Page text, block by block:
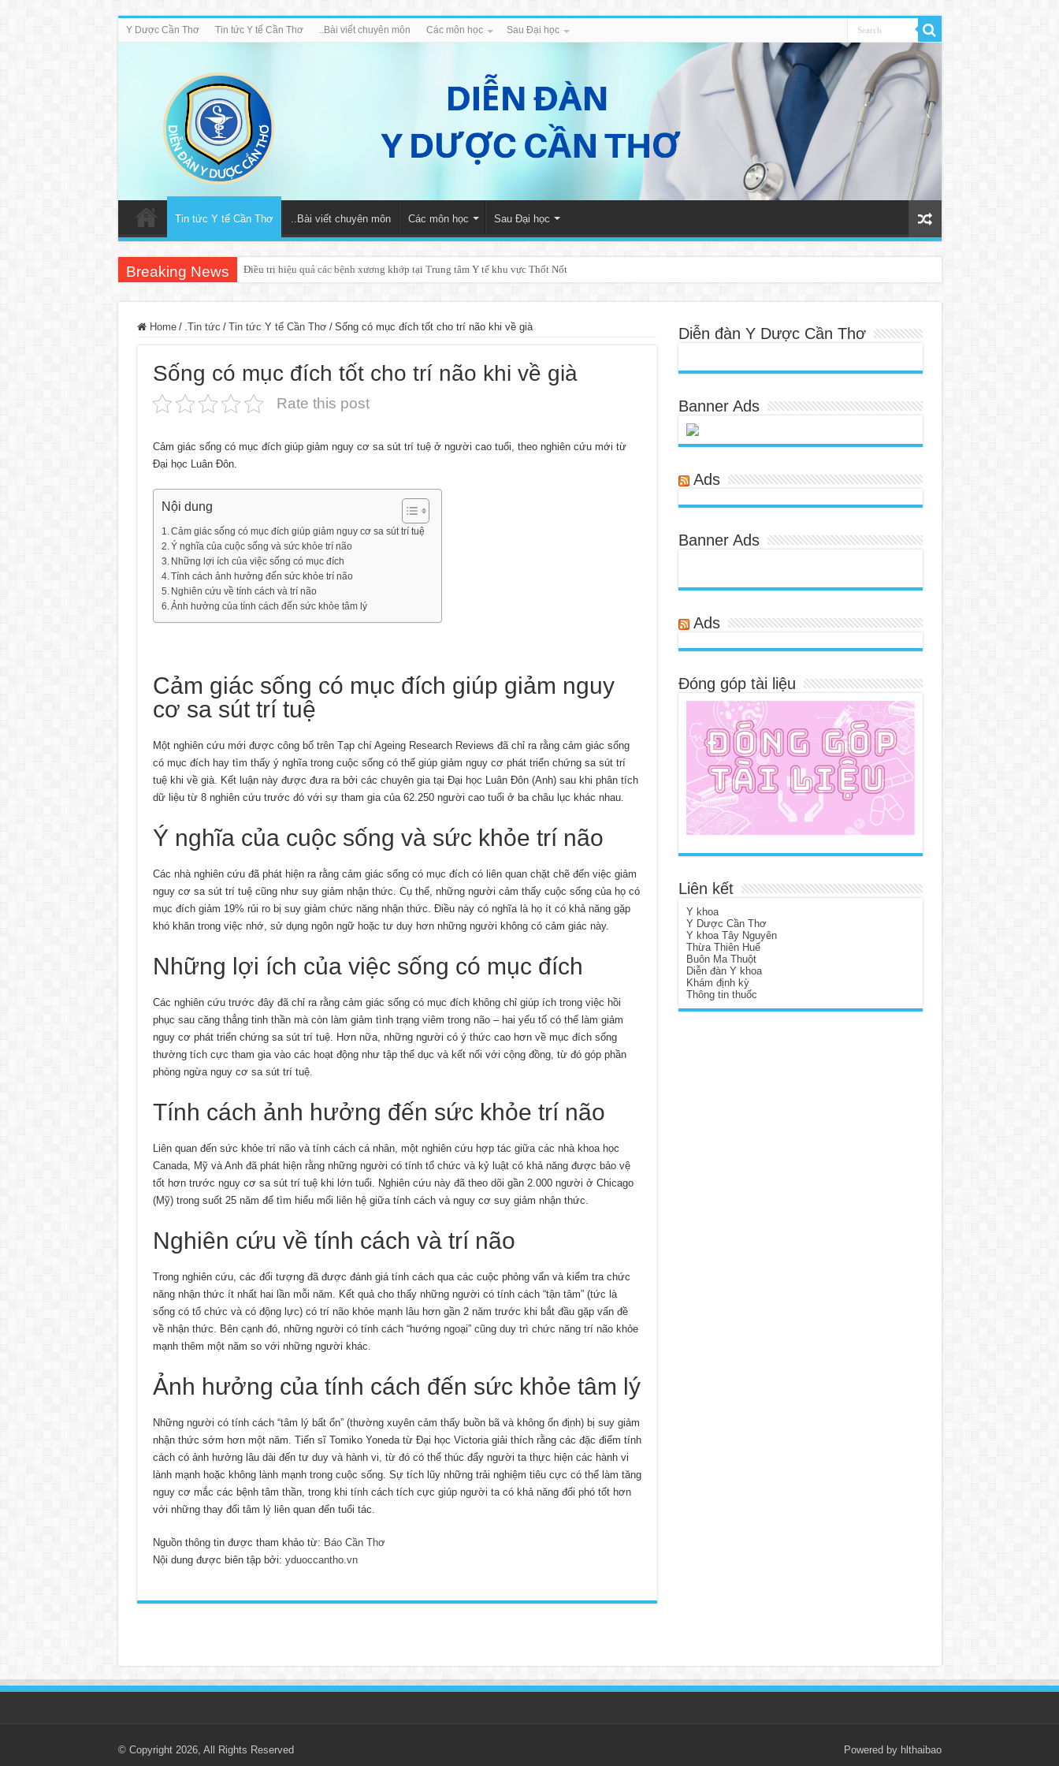
Y Dược Cần Thơ Tin tức Y tế Cần Thơ ..Bài viết chuyên môn Các môn học Sau Đại học
Tin tức Y tế Cần Thơ ..Bài viết chuyên môn Các môn học Sau Đại học
Breaking News Điều trị hiệu quả các bệnh xương khớp tại Trung tâm Y tế khu vực Thốt Nốt
Home / .Tin tức / Tin tức Y tế Cần Thơ / Sống có mục đích tốt cho trí não khi về già
Sống có mục đích tốt cho trí não khi về già
Rate this post
Cảm giác sống có mục đích giúp giảm nguy cơ sa sút trí tuệ ở người cao tuổi, theo nghiên cứu mới từ
Đại học Luân Đôn.
Nội dung
Cảm giác sống có mục đích giúp giảm nguy cơ sa sút trí tuệ
Ý nghĩa của cuộc sống và sức khỏe trí não
Những lợi ích của việc sống có mục đích
Tính cách ảnh hưởng đến sức khỏe trí não
Nghiên cứu về tính cách và trí não
Ảnh hưởng của tính cách đến sức khỏe tâm lý
Cảm giác sống có mục đích giúp giảm nguy
cơ sa sút trí tuệ
Một nghiên cứu mới được công bố trên Tạp chí Ageing Research Reviews đã chỉ ra rằng cảm giác sống
có mục đích hay tìm thấy ý nghĩa trong cuộc sống có thể giúp giảm nguy cơ phát triển chứng sa sút trí
tuệ khi về già. Kết luận này được đưa ra bởi các chuyên gia tại Đại học Luân Đôn (Anh) sau khi phân tích
dữ liệu từ 8 nghiên cứu trước đó với sự tham gia của 62.250 người cao tuổi ở ba châu lục khác nhau.
Ý nghĩa của cuộc sống và sức khỏe trí não
Các nhà nghiên cứu đã phát hiện ra rằng cảm giác sống có mục đích có liên quan chặt chẽ đến việc giảm
nguy cơ sa sút trí tuệ cũng như suy giảm nhận thức. Cụ thể, những người cảm thấy cuộc sống của họ có
mục đích giảm 19% rủi ro bị suy giảm chức năng nhận thức. Điều này có nghĩa là họ ít có khả năng gặp
khó khăn trong việc nhớ, sử dụng ngôn ngữ hoặc tư duy hơn những người không có cảm giác này.
Những lợi ích của việc sống có mục đích
Các nghiên cứu trước đây đã chỉ ra rằng cảm giác sống có mục đích không chỉ giúp ích trong việc hồi
phục sau căng thẳng tinh thần mà còn làm giảm tình trạng viêm trong não – hai yếu tố có thể làm giảm
nguy cơ phát triển chứng sa sút trí tuệ. Hơn nữa, những người có ý thức cao hơn về mục đích sống
thường tích cực tham gia vào các hoạt động như tập thể dục và kết nối với cộng đồng, từ đó góp phần
phòng ngừa nguy cơ sa sút trí tuệ.
Tính cách ảnh hưởng đến sức khỏe trí não
Liên quan đến sức khỏe trí não và tính cách cá nhân, một nghiên cứu hợp tác giữa các nhà khoa học
Canada, Mỹ và Anh đã phát hiện rằng những người có tính tổ chức và kỷ luật có khả năng được bảo vệ
tốt hơn trước nguy cơ sa sút trí tuệ khi lớn tuổi. Nghiên cứu này đã theo dõi gần 2.000 người ở Chicago
(Mỹ) trong suốt 25 năm để tìm hiểu mối liên hệ giữa tính cách và nguy cơ suy giảm nhận thức.
Nghiên cứu về tính cách và trí não
Trong nghiên cứu, các đối tượng đã được đánh giá tính cách qua các cuộc phỏng vấn và kiểm tra chức
năng nhận thức ít nhất hai lần mỗi năm. Kết quả cho thấy những người có tính cách “tận tâm” (tức là
sống có tổ chức và có động lực) có trí não khỏe mạnh lâu hơn gần 2 năm trước khi bắt đầu gặp vấn đề
về nhận thức. Bên cạnh đó, những người có tính cách “hướng ngoại” cũng duy trì chức năng trí não khỏe
mạnh thêm một năm so với những người khác.
Ảnh hưởng của tính cách đến sức khỏe tâm lý
Những người có tính cách “tâm lý bất ổn” (thường xuyên cảm thấy buồn bã và không ổn định) bị suy giảm
nhận thức sớm hơn một năm. Tiến sĩ Tomiko Yoneda từ Đại học Victoria giải thích rằng các đặc điểm tính
cách có ảnh hưởng lâu dài đến tư duy và hành vi, từ đó có thể thúc đẩy người ta thực hiện các hành vi
lành mạnh hoặc không lành mạnh trong cuộc sống. Sự tích lũy những trải nghiệm tiêu cực có thể làm tăng
nguy cơ mắc các bệnh tâm thần, trong khi tính cách tích cực giúp người ta có khả năng đối phó tốt hơn
với những thay đổi tâm lý liên quan đến tuổi tác.
Nguồn thông tin được tham khảo từ: Báo Cần Thơ
Nội dung được biên tập bởi: yduoccantho.vn
Diễn đàn Y Dược Cần Thơ
Banner Ads
Ads
Banner Ads
Ads
Đóng góp tài liệu
Liên kết
Y khoa
Y Dược Cần Thơ
Y khoa Tây Nguyên
Thừa Thiên Huế
Buôn Ma Thuột
Diễn đàn Y khoa
Khám định kỳ
Thông tin thuốc
Powered by hlthaibao
© Copyright 2026, All Rights Reserved